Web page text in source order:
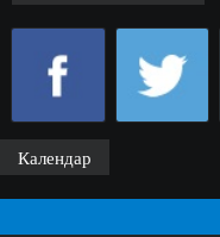
Календар